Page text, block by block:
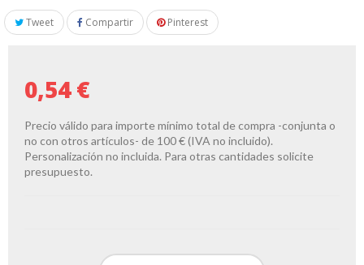
Tweet Compartir Pinterest
0,54 €
Precio válido para importe mínimo total de compra -conjunta o
no con otros artículos- de 100 € (IVA no incluido).
Personalización no incluida. Para otras cantidades solicite
presupuesto.